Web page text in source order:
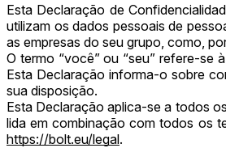
Esta Declaração de
utilizam os dados pessoais de
as empresas do seu grupo, como,
O termo “você” ou “seu” refere-se
Esta Declaração informa-o sobre
sua disposição.
Esta Declaração aplica-se a todos
lida em combinação com todos os
https://bolt.eu/legal.